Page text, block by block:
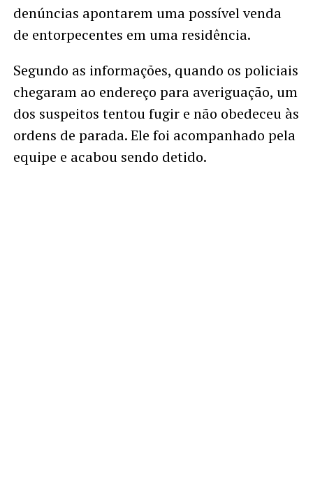
denúncias apontarem uma possível venda
de entorpecentes em uma residência.
Segundo as informações, quando os policiais
chegaram ao endereço para averiguação, um
dos suspeitos tentou fugir e não obedeceu às
ordens de parada. Ele foi acompanhado pela
equipe e acabou sendo detido.